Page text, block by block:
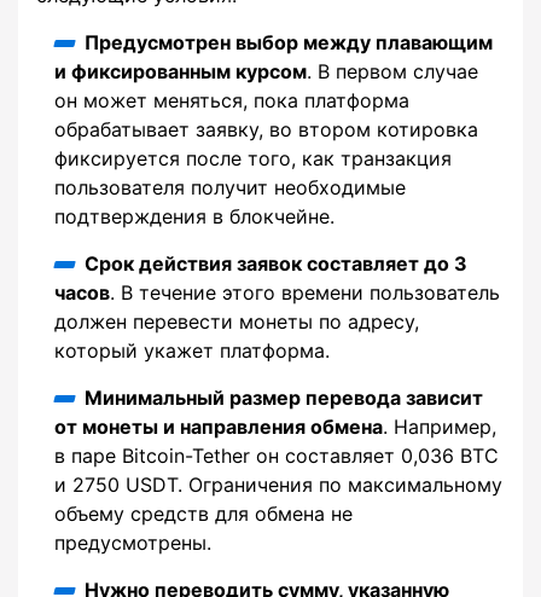
Предусмотрен выбор между плавающим
и фиксированным курсом. В первом случае
он может меняться, пока платформа
обрабатывает заявку, во втором котировка
фиксируется после того, как транзакция
пользователя получит необходимые
подтверждения в блокчейне.
Срок действия заявок составляет до 3
часов. В течение этого времени пользователь
должен перевести монеты по адресу,
который укажет платформа.
Минимальный размер перевода зависит
от монеты и направления обмена. Например,
в паре Bitcoin-Tether он составляет 0,036 BTC
и 2750 USDT. Ограничения по максимальному
объему средств для обмена не
предусмотрены.
Нужно переводить сумму, указанную